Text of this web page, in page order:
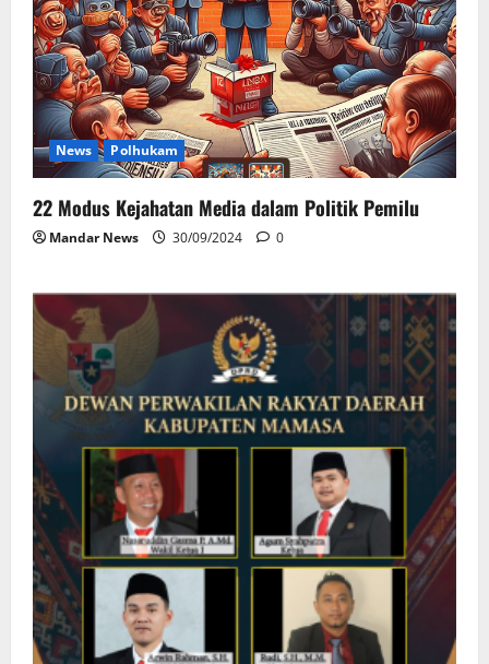
News Polhukam
22 Modus Kejahatan Media dalam Politik Pemilu
Mandar News 30/09/2024 0